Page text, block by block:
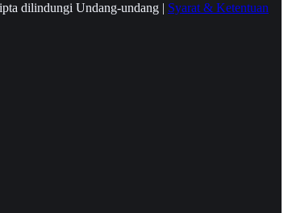
dilindungi Undang-undang | Syarat & Ketentuan